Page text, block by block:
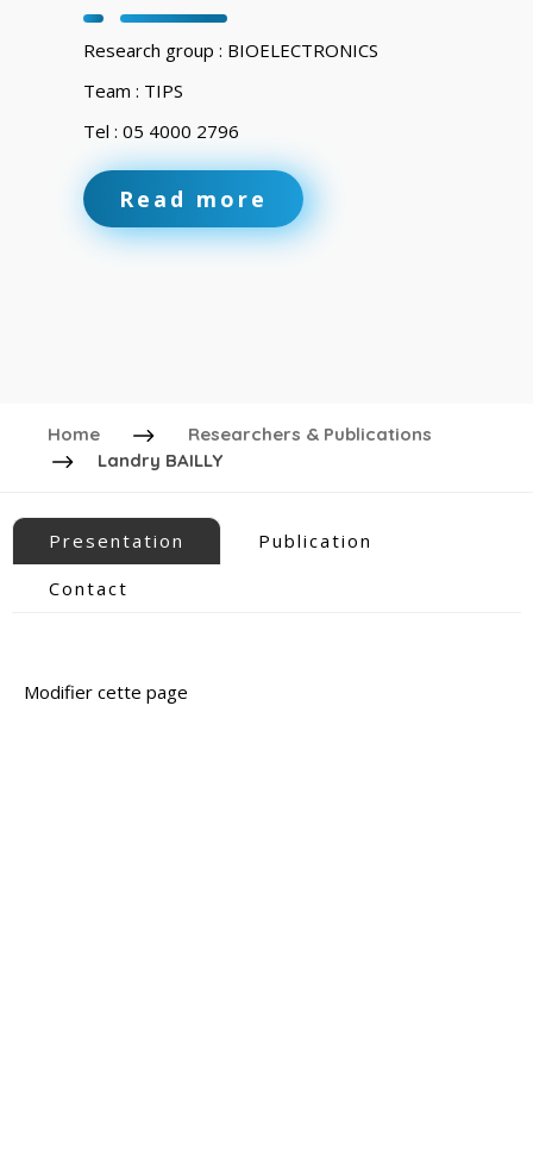
Research group : BIOELECTRONICS
Team : TIPS
Tel : 05 4000 2796
Read more
Home
Researchers & Publications
Landry BAILLY
Presentation
Publication
Contact
Modifier cette page